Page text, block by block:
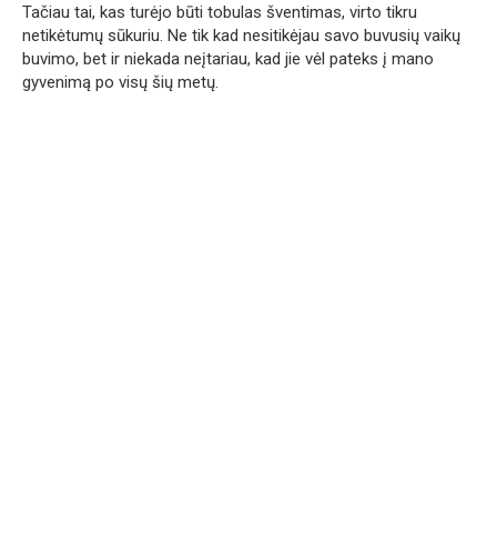
Tačiau tai, kas turėjo būti tobulas šventimas, virto tikru
netikėtumų sūkuriu. Ne tik kad nesitikėjau savo buvusių vaikų
buvimo, bet ir niekada neįtariau, kad jie vėl pateks į mano
gyvenimą po visų šių metų.